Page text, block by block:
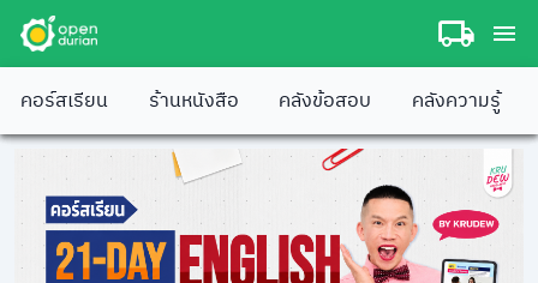
คอร์สเรียน ร้านหนังสือ คลังข้อสอบ คลังความรู้